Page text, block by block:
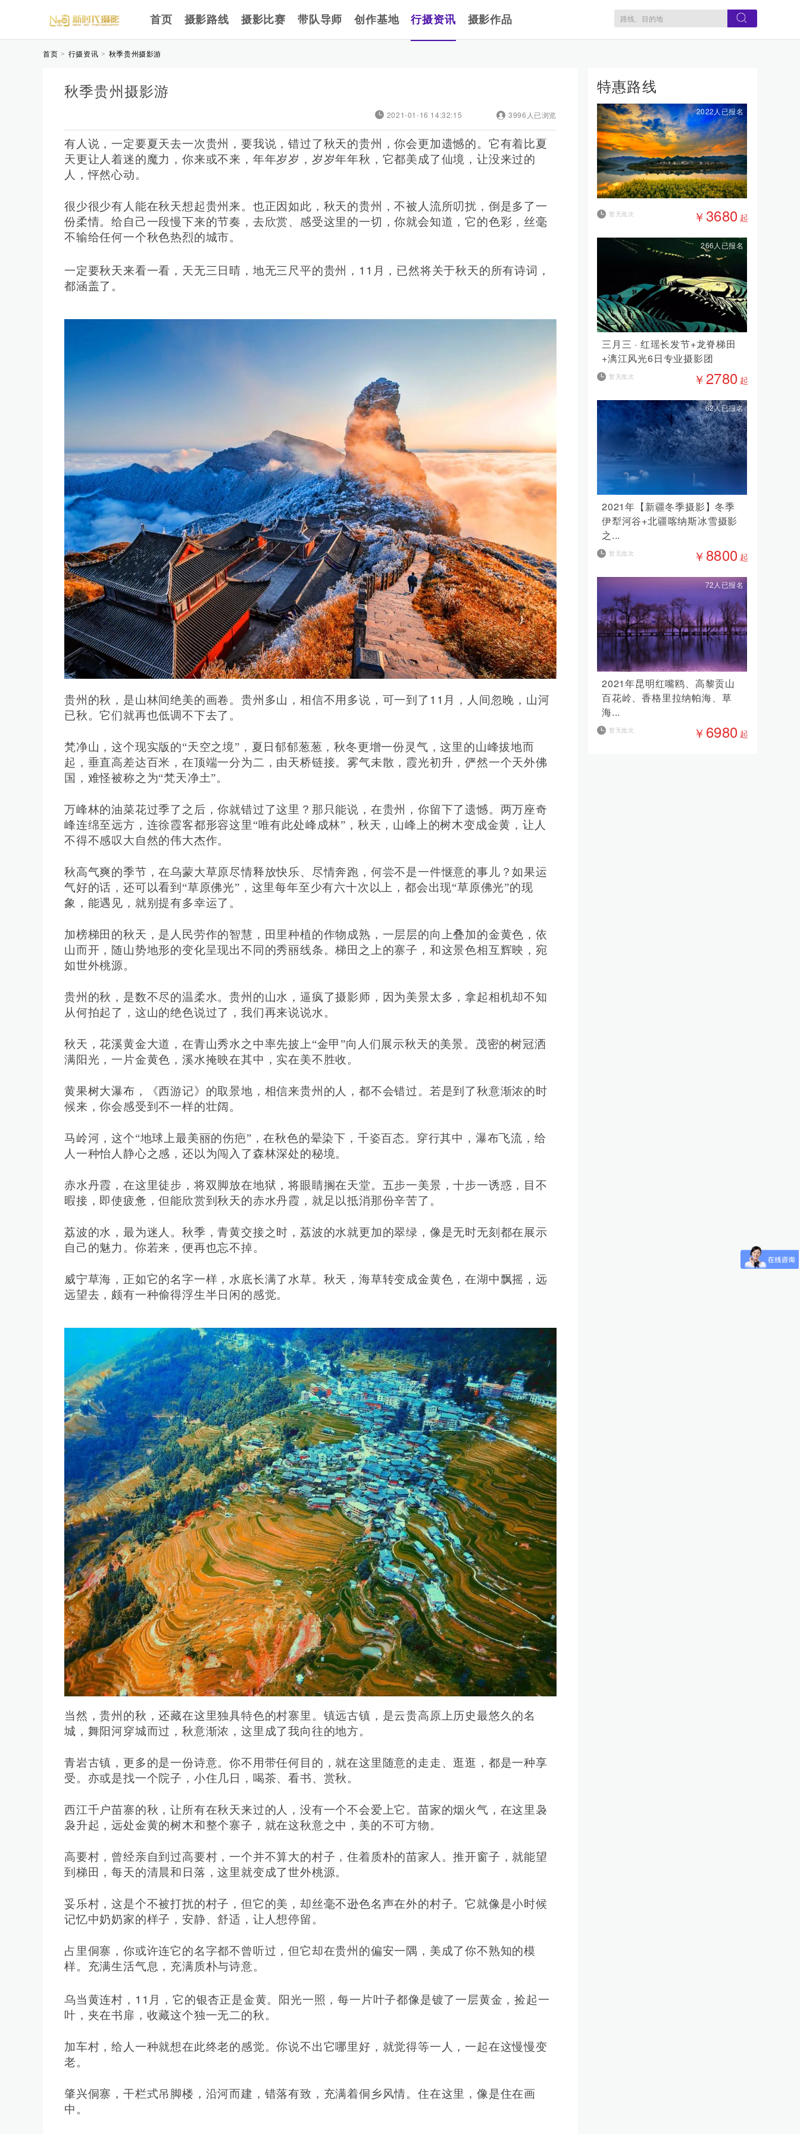
首页 摄影路线 摄影比赛 带队导师 创作基地 行摄资讯 摄影作品
首页 > 行摄资讯 > 秋季贵州摄影游
秋季贵州摄影游
2021-01-16 14:32:15 3996人已浏览
有人说，一定要夏天去一次贵州，要我说，错过了秋天的贵州，你会更加遗憾的。它有着比夏
天更让人着迷的魔力，你来或不来，年年岁岁，岁岁年年秋，它都美成了仙境，让没来过的
人，怦然心动。
很少很少有人能在秋天想起贵州来。也正因如此，秋天的贵州，不被人流所叨扰，倒是多了一
份柔情。给自己一段慢下来的节奏，去欣赏、感受这里的一切，你就会知道，它的色彩，丝毫
不输给任何一个秋色热烈的城市。
一定要秋天来看一看，天无三日晴，地无三尺平的贵州， 11 月，已然将关于秋天的所有诗词，
都涵盖了。
贵州的秋，是山林间绝美的画卷。贵州多山，相信不用多说，可一到了 11 月，人间忽晚，山河
已秋。它们就再也低调不下去了。
梵净山，这个现实版的“天空之境”，夏日郁郁葱葱，秋冬更增一份灵气，这里的山峰拔地而
起，垂直高差达百米，在顶端一分为二，由天桥链接。雾气未散，霞光初升，俨然一个天外佛
国，难怪被称之为“梵天净土”。
万峰林的油菜花过季了之后，你就错过了这里？那只能说，在贵州，你留下了遗憾。两万座奇
峰连绵至远方，连徐霞客都形容这里“唯有此处峰成林”，秋天，山峰上的树木变成金黄，让人
不得不感叹大自然的伟大杰作。
秋高气爽的季节，在乌蒙大草原尽情释放快乐、尽情奔跑，何尝不是一件惬意的事儿？如果运
气好的话，还可以看到“草原佛光”，这里每年至少有六十次以上，都会出现“草原佛光”的现
象，能遇见，就别提有多幸运了。
加榜梯田的秋天，是人民劳作的智慧，田里种植的作物成熟，一层层的向上叠加的金黄色，依
山而开，随山势地形的变化呈现出不同的秀丽线条。梯田之上的寨子，和这景色相互辉映，宛
如世外桃源。
贵州的秋，是数不尽的温柔水。贵州的山水，逼疯了摄影师，因为美景太多，拿起相机却不知
从何拍起了，这山的绝色说过了，我们再来说说水。
秋天，花溪黄金大道，在青山秀水之中率先披上“金甲”向人们展示秋天的美景。茂密的树冠洒
满阳光，一片金黄色，溪水掩映在其中，实在美不胜收。
黄果树大瀑布，《西游记》的取景地，相信来贵州的人，都不会错过。若是到了秋意渐浓的时
候来，你会感受到不一样的壮阔。
马岭河，这个“地球上最美丽的伤疤”，在秋色的晕染下，千姿百态。穿行其中，瀑布飞流，给
人一种怡人静心之感，还以为闯入了森林深处的秘境。
赤水丹霞，在这里徒步，将双脚放在地狱，将眼睛搁在天堂。五步一美景，十步一诱惑，目不
暇接，即使疲惫，但能欣赏到秋天的赤水丹霞，就足以抵消那份辛苦了。
荔波的水，最为迷人。秋季，青黄交接之时，荔波的水就更加的翠绿，像是无时无刻都在展示
自己的魅力。你若来，便再也忘不掉。
威宁草海，正如它的名字一样，水底长满了水草。秋天，海草转变成金黄色，在湖中飘摇，远
远望去，颇有一种偷得浮生半日闲的感觉。
当然，贵州的秋，还藏在这里独具特色的村寨里。镇远古镇，是云贵高原上历史最悠久的名
城，舞阳河穿城而过，秋意渐浓，这里成了我向往的地方。
青岩古镇，更多的是一份诗意。你不用带任何目的，就在这里随意的走走、逛逛，都是一种享
受。亦或是找一个院子，小住几日，喝茶、看书、赏秋。
西江千户苗寨的秋，让所有在秋天来过的人，没有一个不会爱上它。苗家的烟火气，在这里袅
袅升起，远处金黄的树木和整个寨子，就在这秋意之中，美的不可方物。
高要村，曾经亲自到过高要村，一个并不算大的村子，住着质朴的苗家人。推开窗子，就能望
到梯田，每天的清晨和日落，这里就变成了世外桃源。
妥乐村，这是个不被打扰的村子，但它的美，却丝毫不逊色名声在外的村子。它就像是小时候
记忆中奶奶家的样子，安静、舒适，让人想停留。
占里侗寨，你或许连它的名字都不曾听过，但它却在贵州的偏安一隅，美成了你不熟知的模
样。充满生活气息，充满质朴与诗意。
乌当黄连村， 11 月，它的银杏正是金黄。阳光一照，每一片叶子都像是镀了一层黄金，捡起一
叶，夹在书扉，收藏这个独一无二的秋。
加车村，给人一种就想在此终老的感觉。你说不出它哪里好，就觉得等一人，一起在这慢慢变
老。
肇兴侗寨，干栏式吊脚楼，沿河而建，错落有致，充满着侗乡风情。住在这里，像是住在画
中。
特惠路线
2022人已报名
暂无批次 ￥ 3680 起
266人已报名
三月三 · 红瑶长发节+龙脊梯田
+漓江风光6日专业摄影团
暂无批次 ￥2780 起
62人已报名
2021年【新疆冬季摄影】冬季
伊犁河谷+北疆喀纳斯冰雪摄影
之...
暂无批次 ￥ 8800 起
72人已报名
2021年昆明红嘴鸥、高黎贡山
百花岭、香格里拉纳帕海、草
海...
暂无批次 ￥ 6980 起